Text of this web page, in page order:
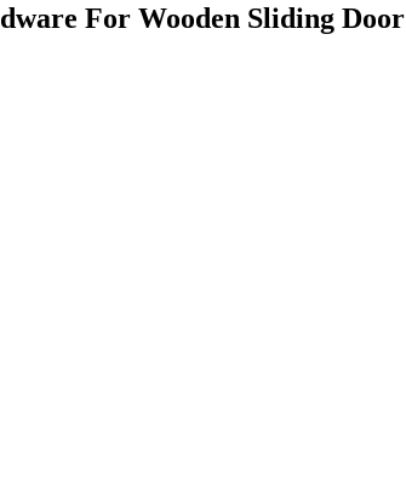
For Wooden Sliding Door